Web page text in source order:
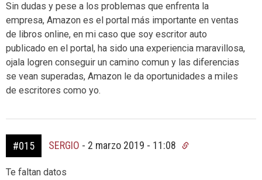
Sin dudas y pese a los problemas que enfrenta la
empresa, Amazon es el portal más importante en ventas
de libros online, en mi caso que soy escritor auto
publicado en el portal, ha sido una experiencia maravillosa,
ojala logren conseguir un camino comun y las diferencias
se vean superadas, Amazon le da oportunidades a miles
de escritores como yo.
#015 SERGIO - 2 marzo 2019 - 11:08
Te faltan datos